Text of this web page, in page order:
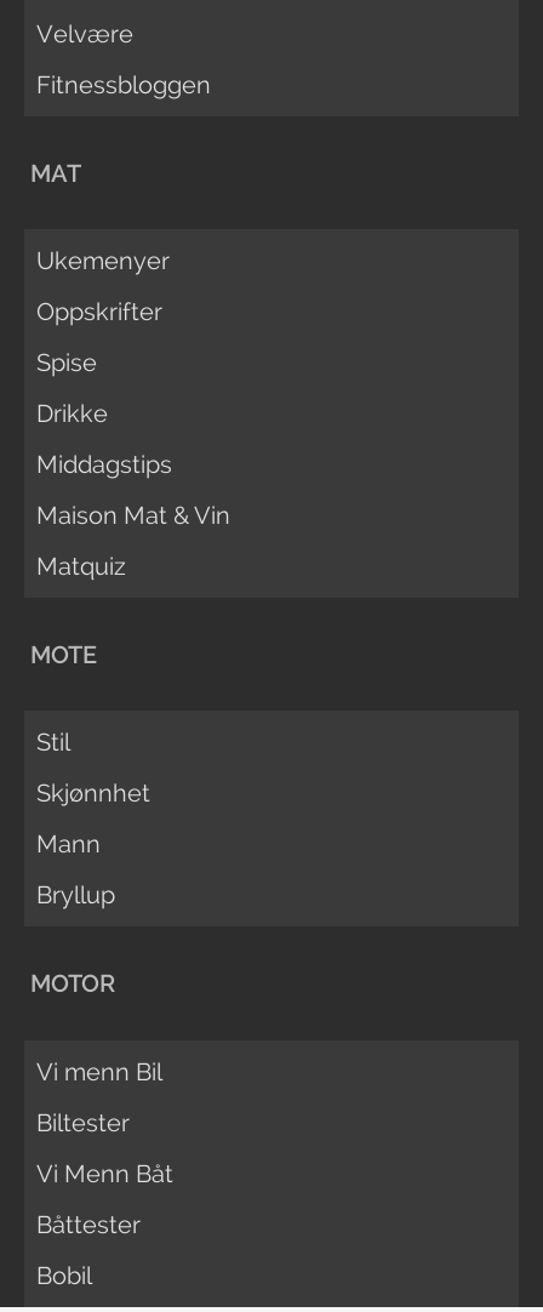
Velvære
Fitnessbloggen
MAT
Ukemenyer
Oppskrifter
Spise
Drikke
Middagstips
Maison Mat & Vin
Matquiz
MOTE
Stil
Skjønnhet
Mann
Bryllup
MOTOR
Vi menn Bil
Biltester
Vi Menn Båt
Båttester
Bobil